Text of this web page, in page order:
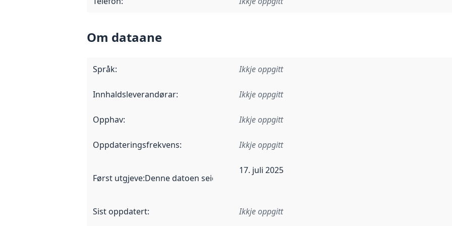
Om dataane
Språk: Ikkje oppgitt
Innhaldsleverandørar: Ikkje oppgitt
Opphav: Ikkje oppgitt
Oppdateringsfrekvens: Ikkje oppgitt
Først utgjeve:Denne datoen seier når dataa i dette datasettet først blei utgitt. Det kan ha
17. juli 2025
Sist oppdatert: Ikkje oppgitt